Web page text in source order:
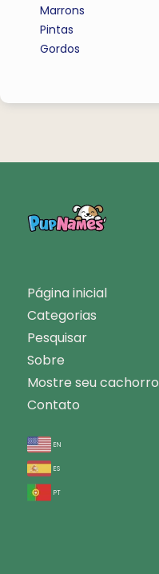
Marrons
Pintas
Gordos
Página inicial
Categorias
Pesquisar
Sobre
Mostre seu cachorro
Contato
en
es
pt